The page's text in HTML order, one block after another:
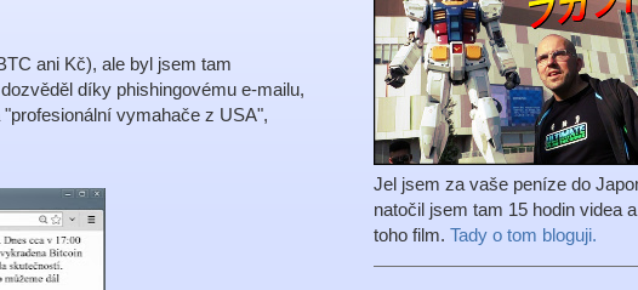
ani Kč), ale byl jsem tam
díky phishingovému e-mailu,
vymahače z USA",
Jel jsem za vaše peníze do
natočil jsem tam 15 hodin videa
toho film. Tady o tom bloguji.